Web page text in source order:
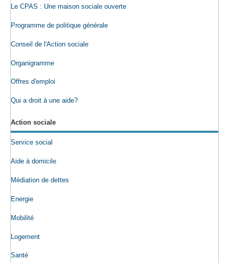
Le CPAS : Une maison sociale ouverte
Programme de politique générale
Conseil de l'Action sociale
Organigramme
Offres d'emploi
Qui a droit à une aide?
Action sociale
Service social
Aide à domicile
Médiation de dettes
Energie
Mobilité
Logement
Santé